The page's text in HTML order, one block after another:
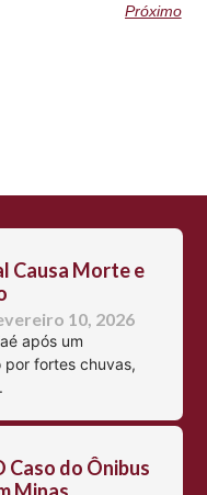
Próximo
Causa Morte e
10, 2026
após um
fortes chuvas,
Caso do Ônibus